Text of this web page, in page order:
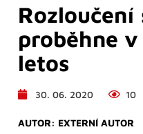
Rozloučení
proběhne
letos
30. 06. 2020 10
AUTOR: EXTERNÍ AUTOR